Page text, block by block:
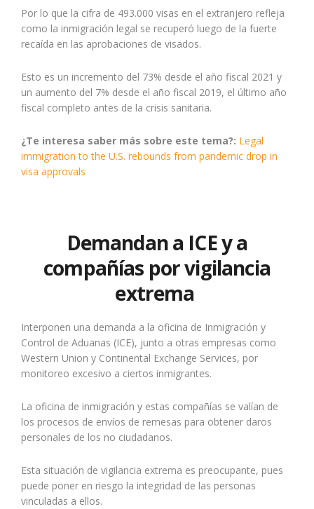
Por lo que la cifra de 493.000 visas en el extranjero refleja
como la inmigración legal se recuperó luego de la fuerte
recaída en las aprobaciones de visados.
Esto es un incremento del 73% desde el año fiscal 2021 y
un aumento del 7% desde el año fiscal 2019, el último año
fiscal completo antes de la crisis sanitaria.
¿Te interesa saber más sobre este tema?: Legal
immigration to the U.S. rebounds from pandemic drop in
visa approvals
Demandan a ICE y a
compañías por vigilancia
extrema
Interponen una demanda a la oficina de Inmigración y
Control de Aduanas (ICE), junto a otras empresas como
Western Union y Continental Exchange Services, por
monitoreo excesivo a ciertos inmigrantes.
La oficina de inmigración y estas compañías se valían de
los procesos de envíos de remesas para obtener daros
personales de los no ciudadanos.
Esta situación de vigilancia extrema es preocupante, pues
puede poner en riesgo la integridad de las personas
vinculadas a ellos.